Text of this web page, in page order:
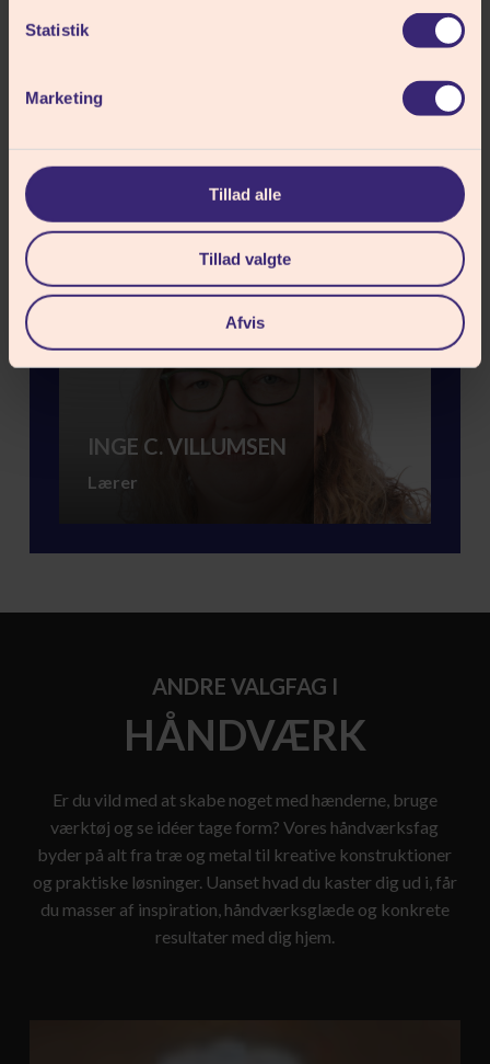
Statistik
Marketing
Tillad alle
Tillad valgte
Afvis
eksperimentere med råvarer og skabe mad, der
både ser godt ud og smager fantastisk.
INGE C. VILLUMSEN
Lærer
ANDRE VALGFAG I
HÅNDVÆRK
Er du vild med at skabe noget med hænderne, bruge
værktøj og se idéer tage form? Vores håndværksfag
byder på alt fra træ og metal til kreative konstruktioner
og praktiske løsninger. Uanset hvad du kaster dig ud i, får
du masser af inspiration, håndværksglæde og konkrete
resultater med dig hjem.